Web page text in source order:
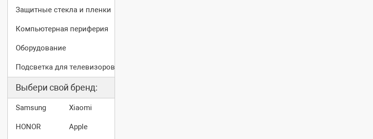
Защитные стекла и пленки
Компьютерная периферия
Оборудование
Подсветка для телевизоров
Выбери свой бренд:
Samsung Xiaomi
HONOR Apple